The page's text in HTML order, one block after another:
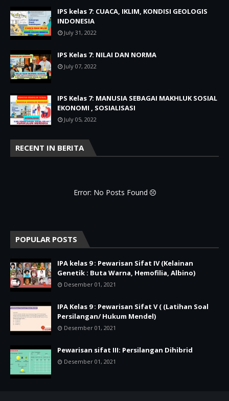
IPS kelas 7: CUACA, IKLIM, KONDISI GEOLOGIS
INDONESIA
July 31, 2022
IPS Kelas 7: NILAI DAN NORMA
July 07, 2022
IPS Kelas 7: MANUSIA SEBAGAI MAKHLUK SOSIAL
EKONOMI , SOSIALISASI
July 05, 2022
RECENT IN BERITA
Error: No Posts Found
POPULAR POSTS
IPA kelas 9 : Pewarisan Sifat IV (Kelainan
Genetik : Buta Warna, Hemofilia, Albino)
Desember 01, 2021
IPA Kelas 9 : Pewarisan Sifat V ( (Latihan Soal
Persilangan/ Hukum Mendel)
Desember 01, 2021
Pewarisan sifat III: Persilangan Dihibrid
Desember 01, 2021